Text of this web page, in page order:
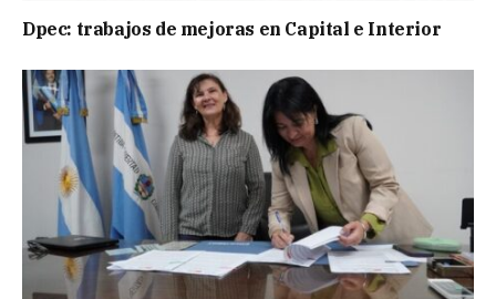
Dpec: trabajos de mejoras en Capital e Interior